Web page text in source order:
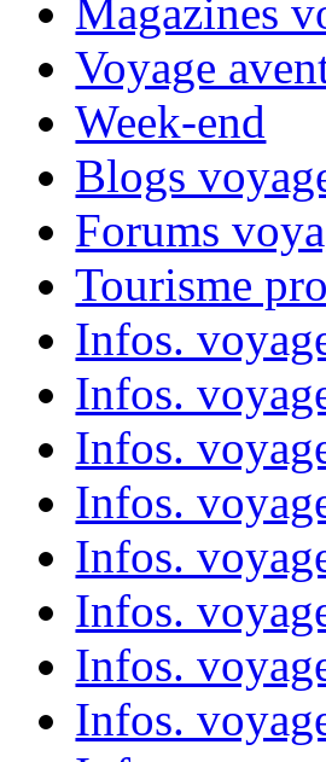
Magazines
Voyage
Week-end
Blogs
Forums
Tourisme
Infos.
Infos.
Infos.
Infos.
Infos.
Infos.
Infos.
Infos.